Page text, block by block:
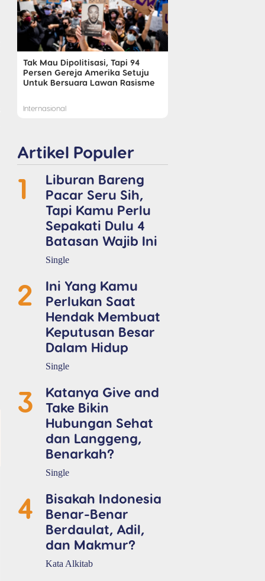
Tak Mau Dipolitisasi, Tapi 94
Persen Gereja Amerika Setuju
Untuk Bersuara Lawan Rasisme
Internasional
Artikel Populer
1
Liburan Bareng
Pacar Seru Sih,
Tapi Kamu Perlu
Sepakati Dulu 4
Batasan Wajib Ini
Single
2
Ini Yang Kamu
Perlukan Saat
Hendak Membuat
Keputusan Besar
Dalam Hidup
Single
3
Katanya Give and
Take Bikin
Hubungan Sehat
dan Langgeng,
Benarkah?
Single
4
Bisakah Indonesia
Benar-Benar
Berdaulat, Adil,
dan Makmur?
Kata Alkitab